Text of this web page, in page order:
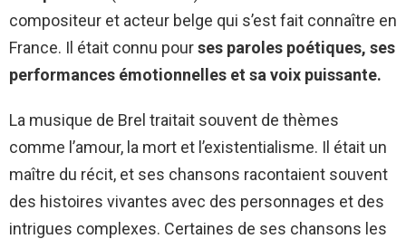
compositeur et acteur belge qui s’est fait connaître en
France. Il était connu pourses paroles poétiques, ses
performances émotionnelles et sa voix puissante.
La musique de Brel traitait souvent de thèmes
comme l’amour, la mort et l’existentialisme. Il était un
maître du récit, et ses chansons racontaient souvent
des histoires vivantes avec des personnages et des
intrigues complexes. Certaines de ses chansons les